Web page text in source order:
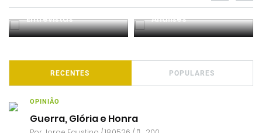
Entrevistas Análises
RECENTES POPULARES
OPINIÃO
Guerra, Glória e Honra